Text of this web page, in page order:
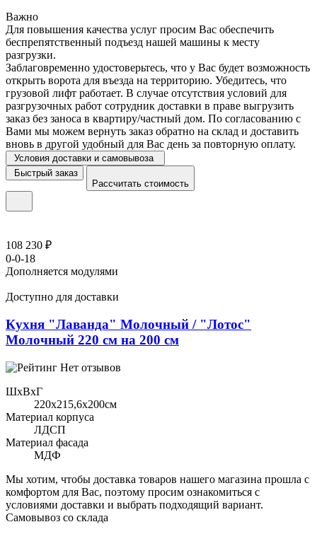
Важно
Для повышения качества услуг просим Вас обеспечить
беспрепятственный подъезд нашей машины к месту
разгрузки.
Заблаговременно удостоверьтесь, что у Вас будет возможность
открыть ворота для въезда на территорию. Убедитесь, что
грузовой лифт работает. В случае отсутствия условий для
разгрузочных работ сотрудник доставки в праве выгрузить
заказ без заноса в квартиру/частный дом. По согласованию с
Вами мы можем вернуть заказ обратно на склад и доставить
вновь в другой удобный для Вас день за повторную оплату.
Условия доставки и самовывоза
Быстрый заказ
Рассчитать стоимость
108 230 ₽
0-0-18
Дополняется модулями
Доступно для доставки
Кухня "Лаванда" Молочный / "Лотос"
Молочный 220 см на 200 см
Нет отзывов
ШхВхГ
220x215,6х200см
Материал корпуса
ЛДСП
Материал фасада
МДФ
Мы хотим, чтобы доставка товаров нашего магазина прошла с
комфортом для Вас, поэтому просим ознакомиться с
условиями доставки и выбрать подходящий вариант.
Самовывоз со склада